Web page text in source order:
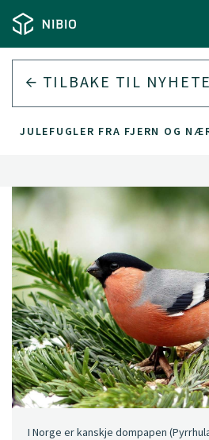
TILBAKE TIL
JULEFUGLER FRA FJERN OG
I Norge er kanskje dompapen